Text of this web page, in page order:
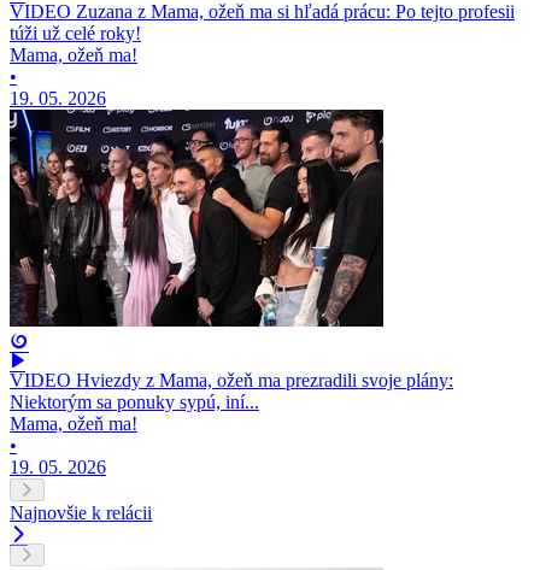
VIDEO Zuzana z Mama, ožeň ma si hľadá prácu: Po tejto profesii
túži už celé roky!
Mama, ožeň ma!
•
19. 05. 2026
VIDEO Hviezdy z Mama, ožeň ma prezradili svoje plány:
Niektorým sa ponuky sypú, iní...
Mama, ožeň ma!
•
19. 05. 2026
Najnovšie k relácii